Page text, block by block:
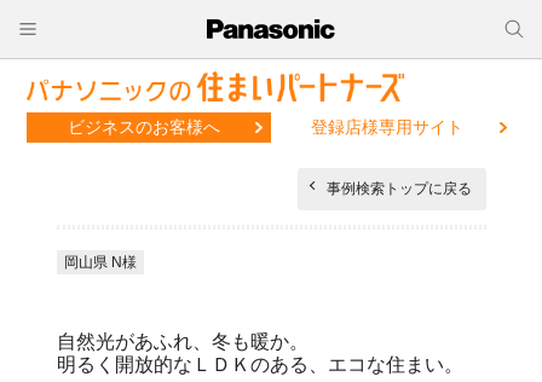
ビジネスのお客様へ 登録店様専用サイト
事例検索トップに戻る
岡山県 N様
自然光があふれ、冬も暖か。
明るく開放的なＬＤＫのある、エコな住まい。